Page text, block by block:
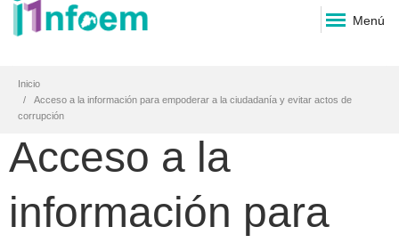
Menú
Inicio
Acceso a la información para empoderar a la ciudadanía y evitar actos de
corrupción
Acceso a la
información para